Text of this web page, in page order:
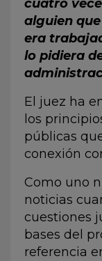
cuatro
alguien
era
lo pidiera
El juez ha
los
públicas
conexión
Como uno
noticias
cuestiones
bases del
referencia